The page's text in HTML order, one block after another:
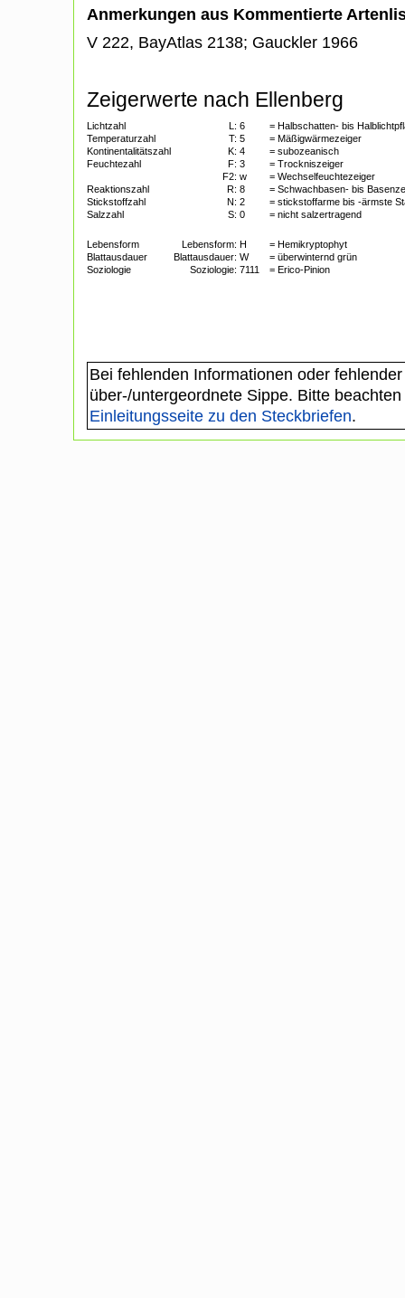
Anmerkungen aus Kommentierte
V 222, BayAtlas 2138; Gauckler 1966
Zeigerwerte nach Ellenberg
Lichtzahl L: 6
= Halbschatten- bis
Temperaturzahl
T: 5
= Mäßigwärmezeiger
Kontinentalitätszahl
K: 4
= subozeanisch
Feuchtezahl
F: 3
= Trockniszeiger
F2: w
= Wechselfeuchtezeiger
Reaktionszahl
R: 8
= Schwachbasen- bis
Stickstoffzahl
N: 2
= stickstoffarme bis -ärmste
Salzzahl
S: 0 = nicht salzertragend
Lebensform Lebensform: H
= Hemikryptophyt
Blattausdauer
Blattausdauer: W
= überwinternd grün
Soziologie
Soziologie: 7111 = Erico-Pinion
Bei fehlenden Informationen oder
über-/untergeordnete Sippe. Bitte
Einleitungsseite zu den Steckbriefen.